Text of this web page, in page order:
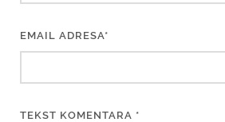
EMAIL ADRESA*
TEKST KOMENTARA *